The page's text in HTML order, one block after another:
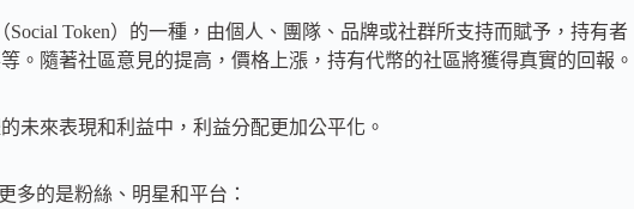
Token）的一種，由個人、團隊、品牌或社群所支持而賦予，持有者
。隨著社區意見的提高，價格上漲，持有代幣的社區將獲得真實的回報。
未來表現和利益中，利益分配更加公平化。
多的是粉絲、明星和平台：